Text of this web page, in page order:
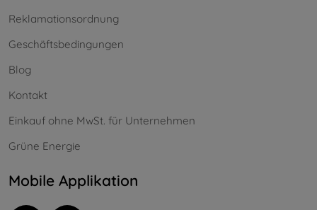
Reklamationsordnung
Geschäftsbedingungen
Blog
Kontakt
Einkauf ohne MwSt. für Unternehmen
Grüne Energie
Mobile Applikation